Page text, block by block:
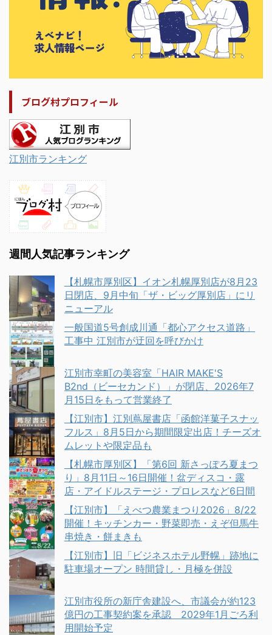
ブログ村プロフィール
江別市ランキング
週間人気記事ランキング
【札幌市厚別区】イオン札幌厚別店が8月23
日閉店、9月中旬「ザ・ビッグ厚別店」にリ
ニューアル
一般国道5号創成川通「都心アクセス道路」
工事中 江別市が迂回を呼びかけ
江別市幸町の美容室「HAIR MAKE'S
B2nd（ビーセカンド）」が閉店、2026年7
月15日をもって営業終了
【江別市】江別蔦屋書店「函館洋菓子スナッ
フルス」8月5日から期間限定出店！チーズオ
ムレットや限定品も
【札幌市厚別区】「第6回 新さっぽろ夏まつ
り」8月11日～16日開催！盆ディスコ・露
店・アイドルステージ・プロレスなど6日間
【江別市】「えべつ農業まつり2026」8/22
開催！キッチンカー・野菜即売・えぞ但馬牛
串焼き・餅まきも
【江別市】旧「ビジネスホテル野幌」跡地に
駐車場オープン 時間貸し・月極を併設
江別市役所の新庁舎建設へ、市議会が約123
億円の工事契約案を承認 2029年1月ごろ利
用開始予定